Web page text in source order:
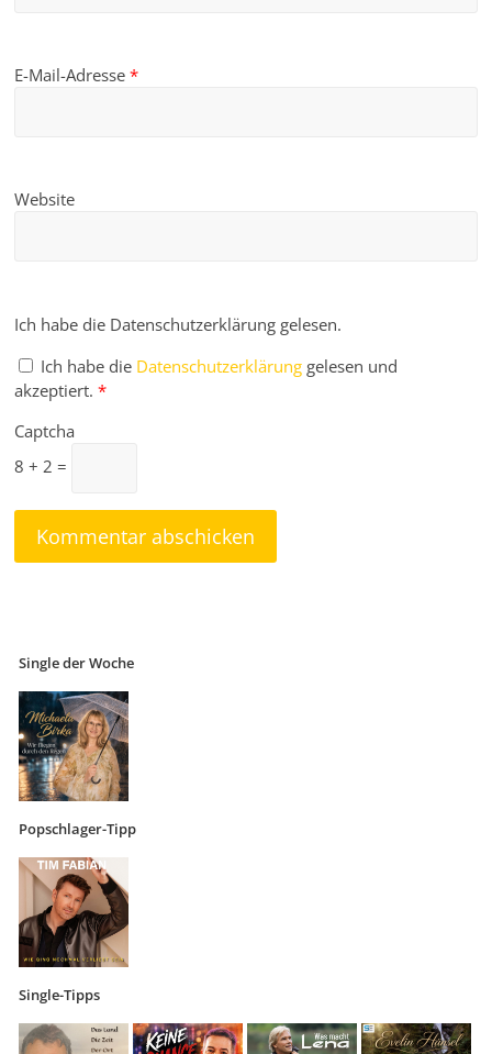
E-Mail-Adresse*
Website
Ich habe die Datenschutzerklärung gelesen.
Ich habe die Datenschutzerklärung gelesen und
akzeptiert. *
Captcha
8 + 2 =
Single der Woche
Popschlager-Tipp
Single-Tipps